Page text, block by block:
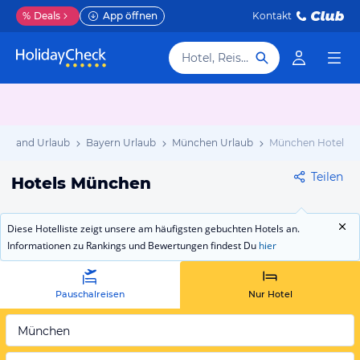
% Deals App öffnen Kontakt
Hotel, Reiseziel
Urlaub Bayern Urlaub München Urlaub München Hotels
Hotels München Teilen
Diese Hotelliste zeigt unsere am häufigsten gebuchten Hotels an.
Informationen zu Rankings und Bewertungen findest Du hier
Pauschalreisen Nur Hotel
München